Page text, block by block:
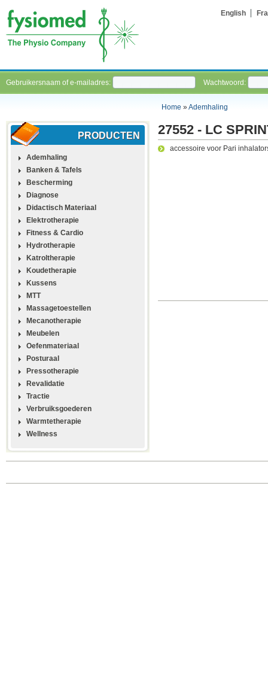
English
Gebruikersnaam of e-mailadres: Wachtwoord:
Home »Ademhaling
PRODUCTEN
Ademhaling
Banken & Tafels
Bescherming
Diagnose
Didactisch Materiaal
Elektrotherapie
Fitness & Cardio
Hydrotherapie
Katroltherapie
Koudetherapie
Kussens
MTT
Massagetoestellen
Mecanotherapie
Meubelen
Oefenmateriaal
Posturaal
Pressotherapie
Revalidatie
Tractie
Verbruiksgoederen
Warmtetherapie
Wellness
27552 - LC
accessoire voor Pari